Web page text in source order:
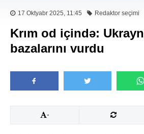
17 Oktyabr 2025, 11:45 Redaktor seçimi
Krım od içində:
bazalarını vurdu
-